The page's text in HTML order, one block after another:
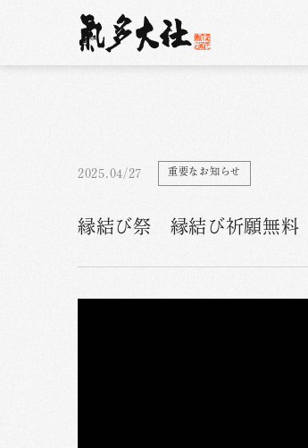
2025.04/27 重要なお知らせ
縁結び祭 縁結び祈願無料